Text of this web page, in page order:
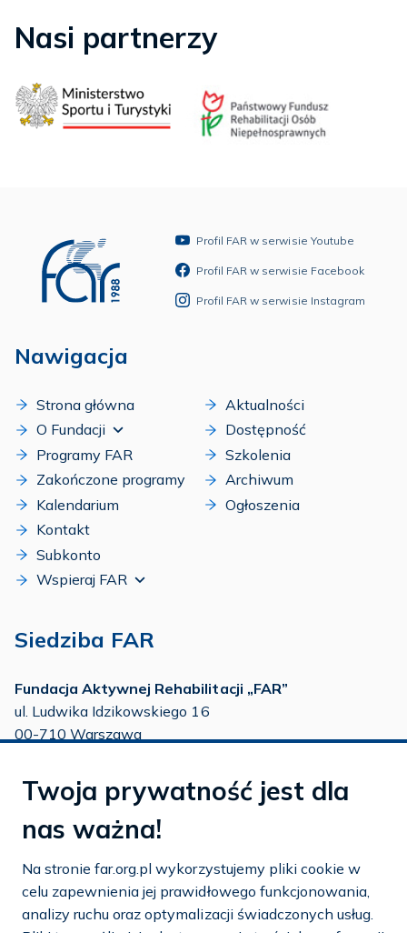
Nasi partnerzy
Profil FAR w serwisie Youtube
Profil FAR w serwisie Facebook
Profil FAR w serwisie Instagram
Nawigacja
Strona główna
O Fundacji
Programy FAR
Zakończone programy
Kalendarium
Kontakt
Subkonto
Wspieraj FAR
Aktualności
Dostępność
Szkolenia
Archiwum
Ogłoszenia
Siedziba FAR
Fundacja Aktywnej Rehabilitacji „FAR”
ul. Ludwika Idzikowskiego 16
00-710 Warszawa
tel.:22 651 88 03
22 858 26 39
tel.:22 642 22 91
e-mail:info@far.org.pl
Twoja prywatność jest dla
nas ważna!
Na stronie far.org.pl wykorzystujemy pliki cookie w
celu zapewnienia jej prawidłowego funkcjonowania,
analizy ruchu oraz optymalizacji świadczonych usług.